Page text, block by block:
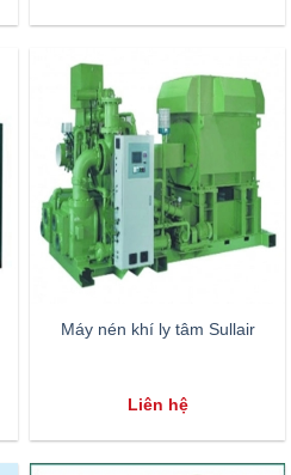
Máy nén khí ly tâm Sullair
Liên hệ